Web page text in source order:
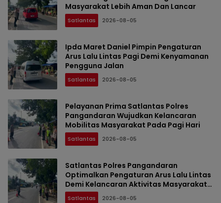
Masyarakat Lebih Aman Dan Lancar
Satlantas 2026-08-05
Ipda Maret Daniel Pimpin Pengaturan
Arus Lalu Lintas Pagi Demi Kenyamanan
Pengguna Jalan
Satlantas 2026-08-05
Pelayanan Prima Satlantas Polres
Pangandaran Wujudkan Kelancaran
Mobilitas Masyarakat Pada Pagi Hari
Satlantas 2026-08-05
Satlantas Polres Pangandaran
Optimalkan Pengaturan Arus Lalu Lintas
Demi Kelancaran Aktivitas Masyarakat
Pagi
Satlantas 2026-08-05